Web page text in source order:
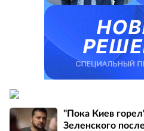
"Пока Киев
Зеленского